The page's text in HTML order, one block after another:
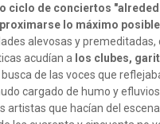
ciclo de conciertos
lo máximo
alevosas y
acudían a los clubes,
de las voces que
cargado de humo y
artistas que hacían del